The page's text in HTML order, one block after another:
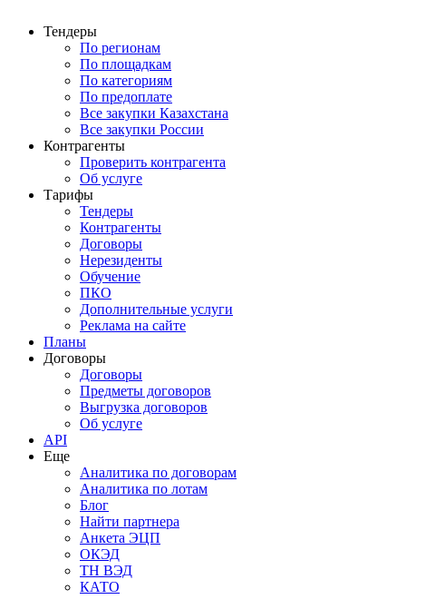
Тендеры
По регионам
По площадкам
По категориям
По предоплате
Все закупки Казахстана
Все закупки России
Контрагенты
Проверить контрагента
Об услуге
Тарифы
Тендеры
Контрагенты
Договоры
Нерезиденты
Обучение
ПКО
Дополнительные услуги
Реклама на сайте
Планы
Договоры
Договоры
Предметы договоров
Выгрузка договоров
Об услуге
API
Еще
Аналитика по договорам
Аналитика по лотам
Блог
Найти партнера
Анкета ЭЦП
ОКЭД
ТН ВЭД
КАТО